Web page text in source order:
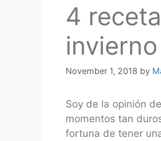
4
invierno
November 1, 2018 by
Soy de la opinión
momentos tan
fortuna de tener